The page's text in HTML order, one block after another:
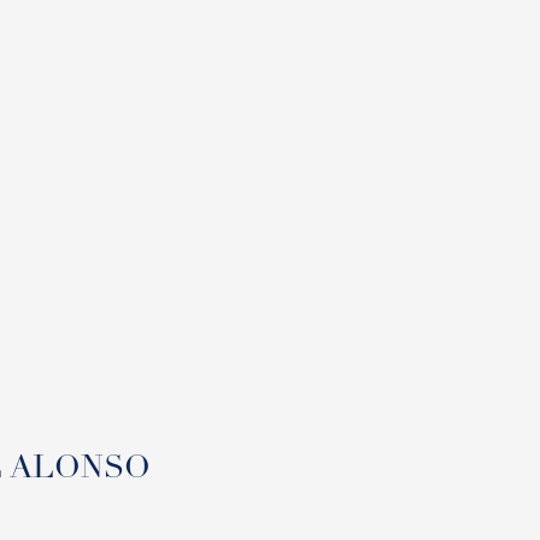
ALONSO